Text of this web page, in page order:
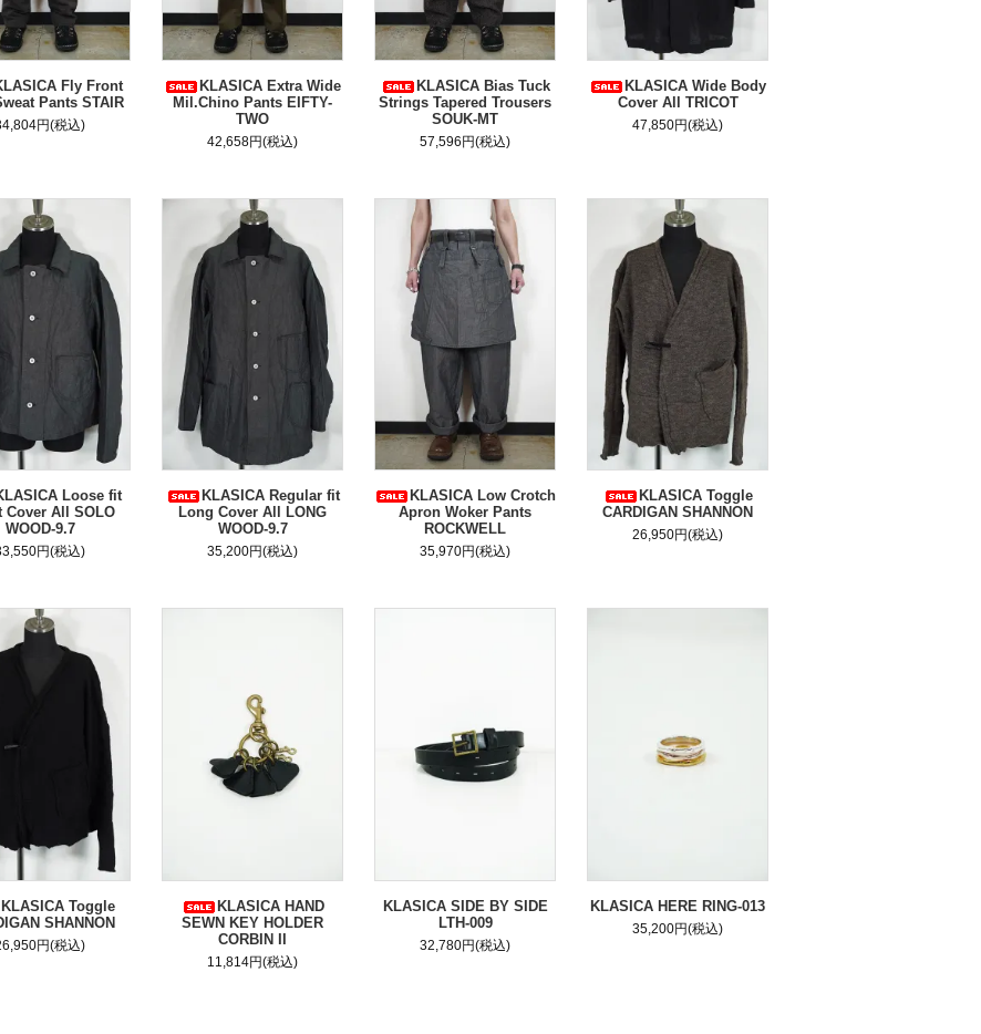
Fly Front
Pants STAIR
円(税込)
KLASICA Extra Wide
Mil.Chino Pants EIFTY-
TWO
42,658円(税込)
KLASICA Bias Tuck
Strings Tapered Trousers
SOUK-MT
57,596円(税込)
KLASICA Wide Body
Cover All TRICOT
47,850円(税込)
Loose fit
Cover All SOLO
WOOD-9.7
円(税込)
KLASICA Regular fit
Long Cover All LONG
WOOD-9.7
35,200円(税込)
KLASICA Low Crotch
Apron Woker Pants
ROCKWELL
35,970円(税込)
KLASICA Toggle
CARDIGAN SHANNON
26,950円(税込)
KLASICA Toggle
SHANNON
円(税込)
KLASICA HAND
SEWN KEY HOLDER
CORBIN II
11,814円(税込)
KLASICA SIDE BY SIDE
LTH-009
32,780円(税込)
KLASICA HERE RING-013
35,200円(税込)